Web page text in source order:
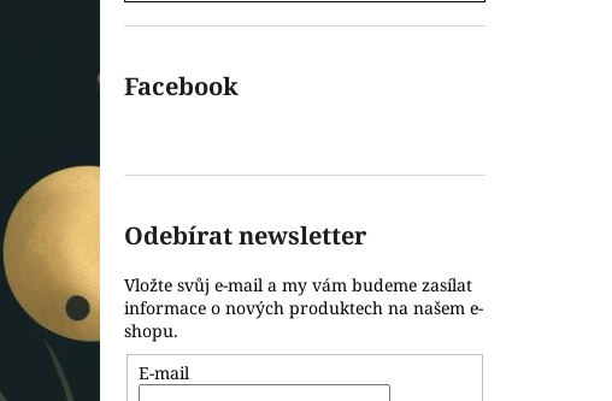
Facebook
Odebírat newsletter
Vložte svůj e-mail a my vám budeme zasílat
informace o nových produktech na našem e-
shopu.
E-mail